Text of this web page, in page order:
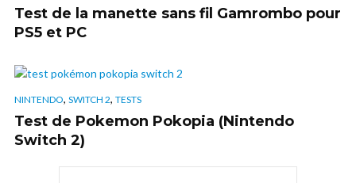
Test de la manette sans fil Gamrombo pour
PS5 et PC
NINTENDO, SWITCH 2, TESTS
Test de Pokemon Pokopia (Nintendo
Switch 2)